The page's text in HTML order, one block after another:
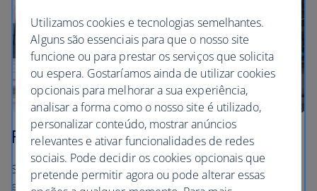
Planeta
Sabemos que temos um longo caminho a percorrer, mas
estamos empenhados em atingir zero emissões líquidas
Utilizamos cookies e tecnologias semelhantes.
Alguns são essenciais para que o nosso site
funcione ou para prestar os serviços que solicita
ou espera. Gostaríamos ainda de utilizar cookies
opcionais para melhorar a sua experiência,
analisar a forma como o nosso site é utilizado,
personalizar conteúdo, mostrar anúncios
relevantes e ativar funcionalidades de redes
sociais. Pode decidir os cookies opcionais que
pretende permitir agora ou pode alterar essas